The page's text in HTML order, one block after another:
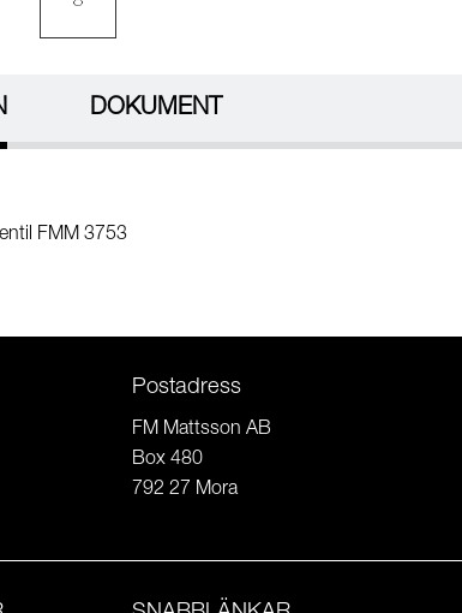
DOKUMENT
FMM 3753
Postadress
FM Mattsson AB
Box 480
792 27 Mora